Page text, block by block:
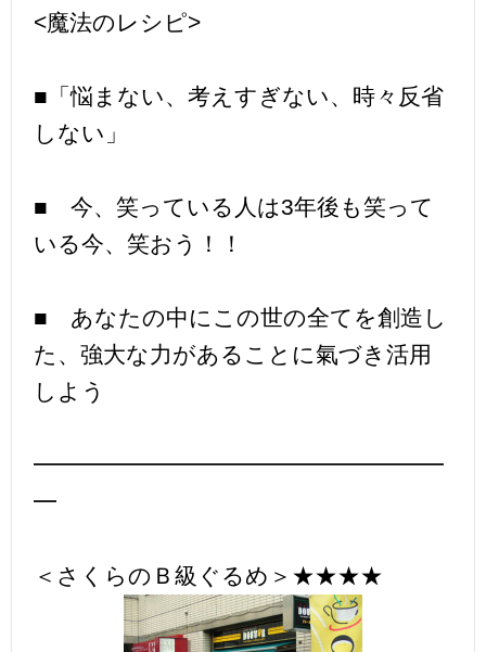
<魔法のレシピ>
■「悩まない、考えすぎない、時々反省
しない」
■ 今、笑っている人は3年後も笑って
いる今、笑おう！！
■ あなたの中にこの世の全てを創造し
た、強大な力があることに氣づき活用
しよう
━━━━━━━━━━━━━━━━━━
━
＜さくらのＢ級ぐるめ＞★★★★